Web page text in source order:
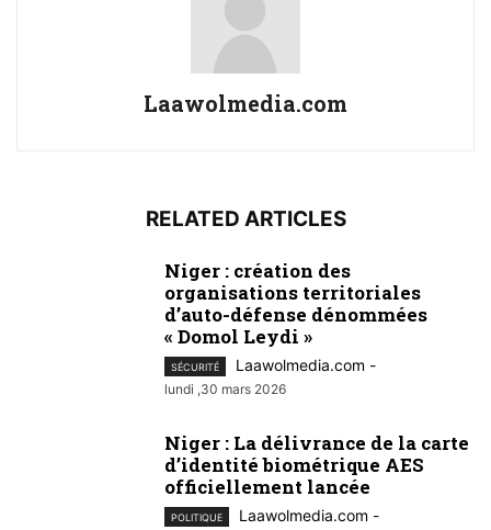
Laawolmedia.com
RELATED ARTICLES
Niger : création des
organisations territoriales
d’auto-défense dénommées
« Domol Leydi »
SÉCURITÉ Laawolmedia.com -
lundi ,30 mars 2026
Niger : La délivrance de la carte
d’identité biométrique AES
officiellement lancée
POLITIQUE Laawolmedia.com -